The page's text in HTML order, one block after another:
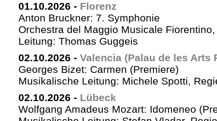
01.10.2026 - Florenz
Anton Bruckner: 7. Symphonie
Orchestra del Maggio Musicale
Leitung: Thomas Guggeis
02.10.2026 - Valencia (Palau de les Arts
Georges Bizet: Carmen (Premiere)
Musikalische Leitung: Michele Spotti,
02.10.2026 - Lübeck
Wolfgang Amadeus Mozart: Idomeneo